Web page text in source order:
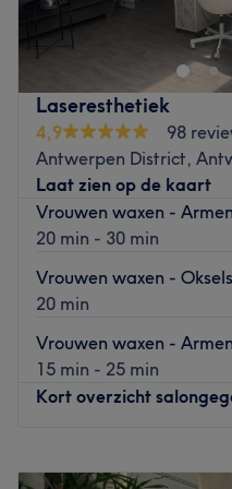
kunt hier terecht voor
behandelingen ervaar je
volledig ontspannen de
Dichtstbijzijnde openbaar
Antwerpen Opera Metro
Het team:
Yulia heeft 1 jaar ervaring.
Wat we leuk vinden aan de
Sfeer: Relaxed en comfort
Gespecialiseerd in: Nagels
De extra's: Gratis wifi
Laseresthetiek
4,9
98
Antwerpen District,
Laat zien op de kaart
Vrouwen waxen - Armen
20 min - 30 min
Vrouwen waxen - Oksels
20 min
Vrouwen waxen - Armen
15 min - 25 min
Kort overzicht
Dinsdag